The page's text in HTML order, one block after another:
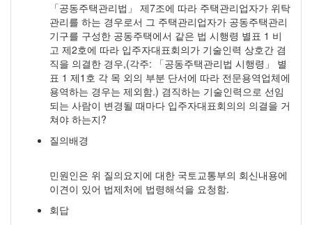
「공동주택관리법」 제7조에 따라 주택관리업자가 위탁
관리를 하는 경우로서 그 주택관리업자가 공동주택관리
기구를 구성한 공동주택에서 같은 법 시행령 별표 1 비
고 제2호에 따라 입주자대표회의가 기술인력 상호간 겸
직을 의결한 경우,(각주: 「공동주택관리법 시행령」 별
표 1 제1호 각 목 외의 부분 단서에 따라 전문용역업체에
용역하는 경우는 제외함.) 겸직하는 기술인력으로 선임
되는 사람이 변경될 때마다 입주자대표회의의 의결을 거
쳐야 하는지?
질의배경
민원인은 위 질의요지에 대한 국토교통부의 회신내용에
이견이 있어 법제처에 법령해석을 요청함.
회답